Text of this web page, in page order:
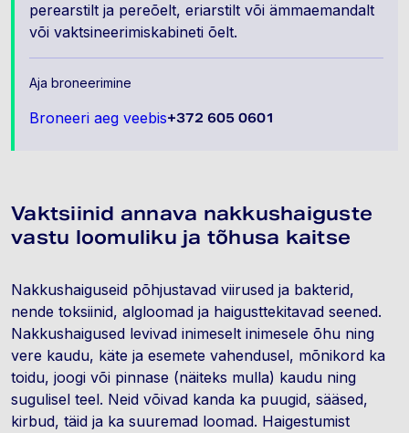
perearstilt ja pereõelt, eriarstilt või ämmaemandalt
või vaktsineerimiskabineti õelt.
Aja broneerimine
Broneeri aeg veebis+372 605 0601
Vaktsiinid annava nakkushaiguste
vastu loomuliku ja tõhusa kaitse
Nakkushaiguseid põhjustavad viirused ja bakterid,
nende toksiinid, algloomad ja haigusttekitavad seened.
Nakkushaigused levivad inimeselt inimesele õhu ning
vere kaudu, käte ja esemete vahendusel, mõnikord ka
toidu, joogi või pinnase (näiteks mulla) kaudu ning
sugulisel teel. Neid võivad kanda ka puugid, sääsed,
kirbud, täid ja ka suuremad loomad. Haigestumist